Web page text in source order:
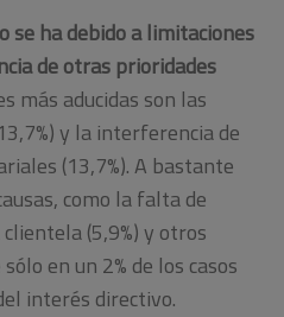
se ha debido a limitaciones
de otras prioridades
más aducidas son las
y la interferencia de
(13,7%). A bastante
como la falta de
(5,9%) y otros
en un 2% de los casos
interés directivo.